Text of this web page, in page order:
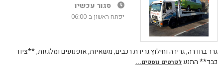
סגור עכשיו
יפתח ראשון ב-06:00
גרר בחדרה, גרירה וחילוץ גרירת רכבים, משאיות, אופנועים ומלגזות, **ציוד
כבד** התנעלפרטים נוספים...